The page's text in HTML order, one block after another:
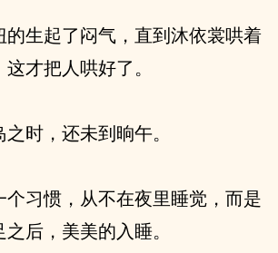
的生起了闷气，直到沐依裳哄着
才把人哄好了。
时，还未到晌午。
个习惯，从不在夜里睡觉，而是
后，美美的入睡。